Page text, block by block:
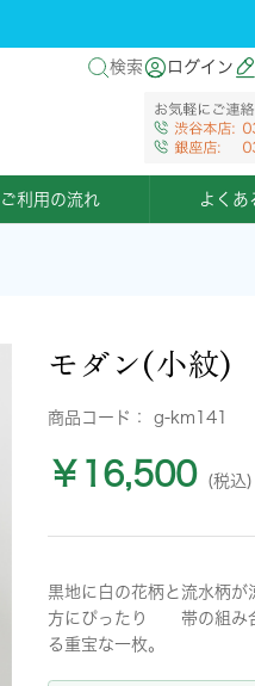
検索 ログイン
ご利用の流れ よくあ
モダン(小紋)
商品コード： g-km141
￥16,500 (税込)
黒地に白の花柄と流水柄が
方にぴったり 帯の組み合
る重宝な一枚。